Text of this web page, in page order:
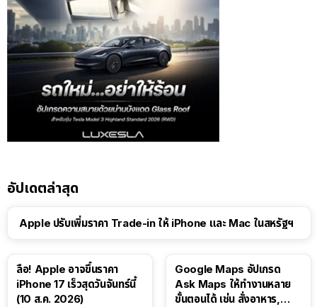
อัปเดตล่าสุด
Apple ปรับเพิ่มราคา Trade-in ให้ iPhone และ Mac ในสหรัฐฯ
ลือ! Apple อาจขึ้นราคา
iPhone 17 เร็วสุดวันจันทร์นี้
(10 ส.ค. 2026)
Google Maps อัปเกรด
Ask Maps ให้ทำงานหลาย
ขั้นตอนได้ เช่น สั่งอาหาร,